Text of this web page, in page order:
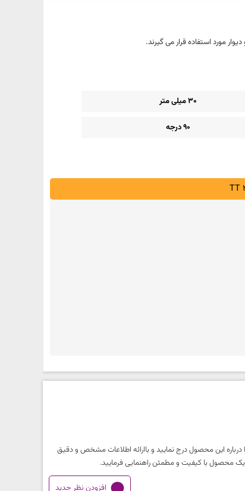
30 میلی متر
90 درجه
این محصول درج نمایید و باارائه اطلاعات مشخص و دقیق
یک محصول با کیفیت و مطمئن راهنمایی فرمایید.
افزودن نظر جدید